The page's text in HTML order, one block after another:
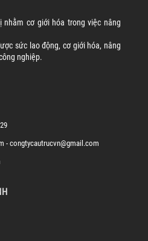
cơ giới hóa trong việc nâng
sức lao động, cơ giới hóa, nâng
nghiệp.
- congtycautrucvn@gmail.com